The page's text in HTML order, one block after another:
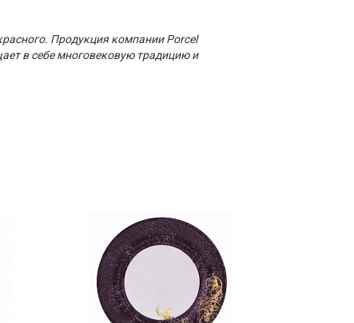
Продукция компании Porcel
в себе многовековую традицию и